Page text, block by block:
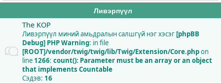
а
Ливэрпүүл
The KOP
Ливэрпүүл миний амьдралын салшгүй нэг хэсэг [phpBB
Debug] PHP Warning: in file
[ROOT]/vendor/twig/twig/lib/Twig/Extension/Core.phpon
line 1266: count(): Parameter must be an array or an object
that implements Countable
Сэдэв: 16